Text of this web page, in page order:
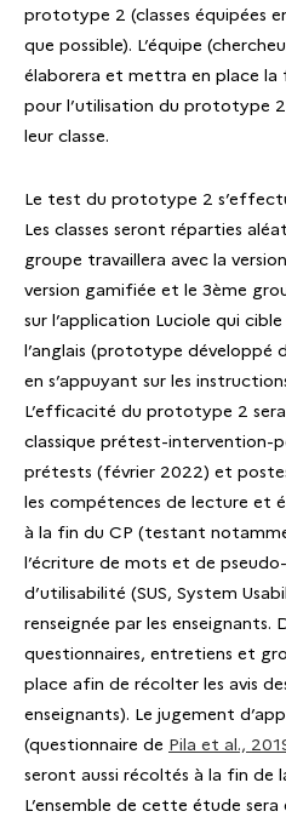
prototype 2 (classes équipées
que possible). L’équipe
élaborera et mettra en place la
pour l’utilisation du prototype
leur classe.
Le test du prototype 2
Les classes seront réparties
groupe travaillera avec la
version gamifiée et le 3ème
sur l’application Luciole qui
l’anglais (prototype développé
en s’appuyant sur les
L’efficacité du prototype 2
classique prétest-intervention-
prétests (février 2022) et
les compétences de lecture et
à la fin du CP (testant
l’écriture de mots et de
d’utilisabilité (SUS, System
renseignée par les enseignants.
questionnaires, entretiens et
place afin de récolter les avis
enseignants). Le jugement
(questionnaire de Pila et al.,
seront aussi récoltés à la fin de
L’ensemble de cette étude